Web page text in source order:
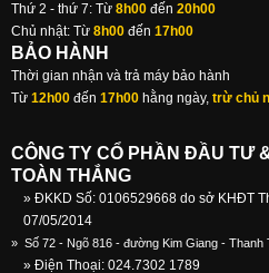
Thứ 2 - thứ 7: Từ 8h00 đến 20h00
Chủ nhật: Từ 8h00 đến 17h00
BẢO HÀNH
Thời gian nhận và trả máy bảo hành
Từ 12h00 đến 17h00 hằng ngày, trừ chủ
CÔNG TY CỔ PHẦN ĐẦU TƯ
TOÀN THẮNG
» ĐKKD Số: 0106529668 do sở KHĐT
07/05/2014
» Số 72 - Ngõ 816 - đường Kim Giang - Thanh
» Điện Thoại: 024.7302 1789